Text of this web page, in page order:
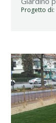
Progetto